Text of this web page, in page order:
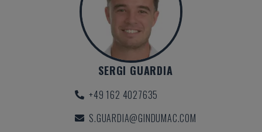
SERGI GUARDIA
+49 162 4027635
S.GUARDIA@GINDUMAC.COM